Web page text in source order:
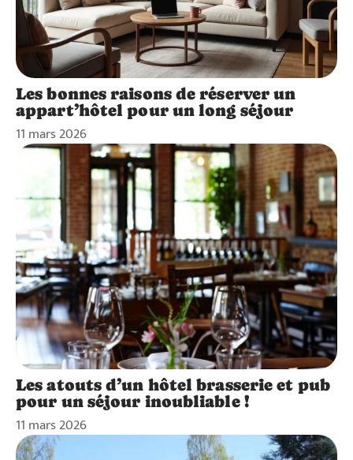
Les bonnes raisons de réserver un
appart’hôtel pour un long séjour
11 mars 2026
Les atouts d’un hôtel brasserie et pub
pour un séjour inoubliable !
11 mars 2026